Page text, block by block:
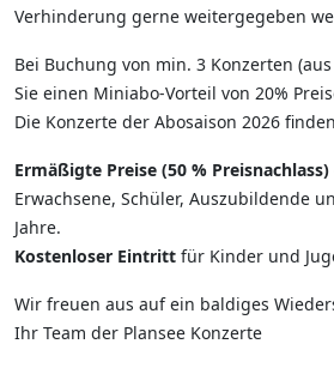
Verhinderung gerne weitergegeben
Bei Buchung von min. 3 Konzerten
Sie einen Miniabo-Vorteil von 20%
Die Konzerte der Abosaison 2026
Ermäßigte Preise (50 % Preisnachlass)
Erwachsene, Schüler, Auszubildende
Jahre.
Kostenloser Eintritt für Kinder und
Wir freuen aus auf ein baldiges
Ihr Team der Plansee Konzerte